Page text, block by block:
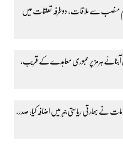
منصب سے ملاقات، دوطرفہ تعلقات میں
آبنائے ہرمز پر عبوری معاہدے کے قریب،
نے بھارتی ریاستی جبر میں اضافہ کیا: صدر،